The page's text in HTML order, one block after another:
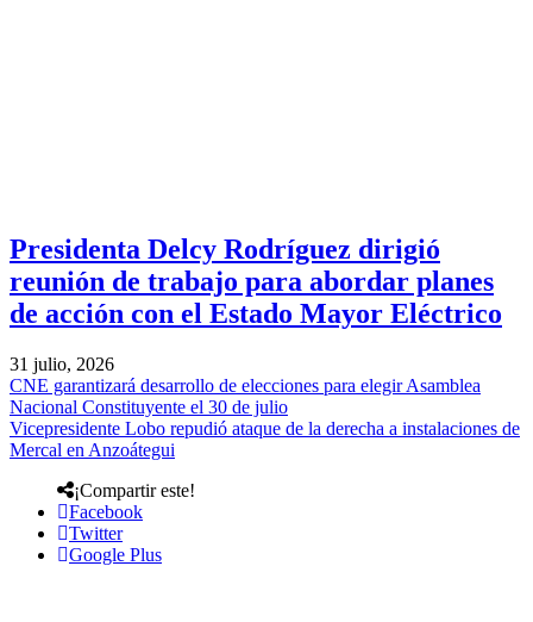
Presidenta Delcy Rodríguez dirigió
reunión de trabajo para abordar planes
de acción con el Estado Mayor Eléctrico
31 julio, 2026
CNE garantizará desarrollo de elecciones para elegir Asamblea
Nacional Constituyente el 30 de julio
Vicepresidente Lobo repudió ataque de la derecha a instalaciones de
Mercal en Anzoátegui
¡Compartir este!
Facebook
Twitter
Google Plus